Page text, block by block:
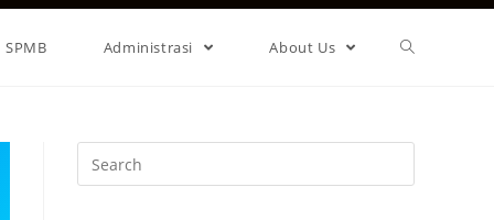
SPMB Administrasi About Us